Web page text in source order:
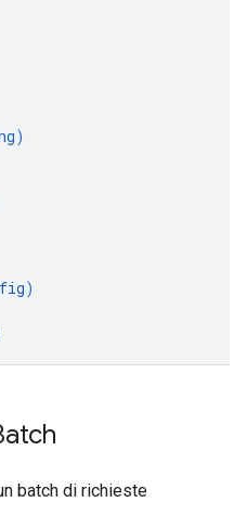
)
)
batch di richieste